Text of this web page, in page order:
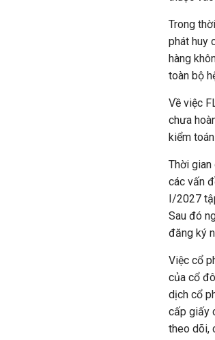
Trong
phát huy
hàng
toàn bộ
Về việc
chưa
kiểm
Thời gian
các vấn
I/2027
Sau đó
đăng ký
Việc cổ
của cổ
dịch cổ
cấp giấy
theo dõi,